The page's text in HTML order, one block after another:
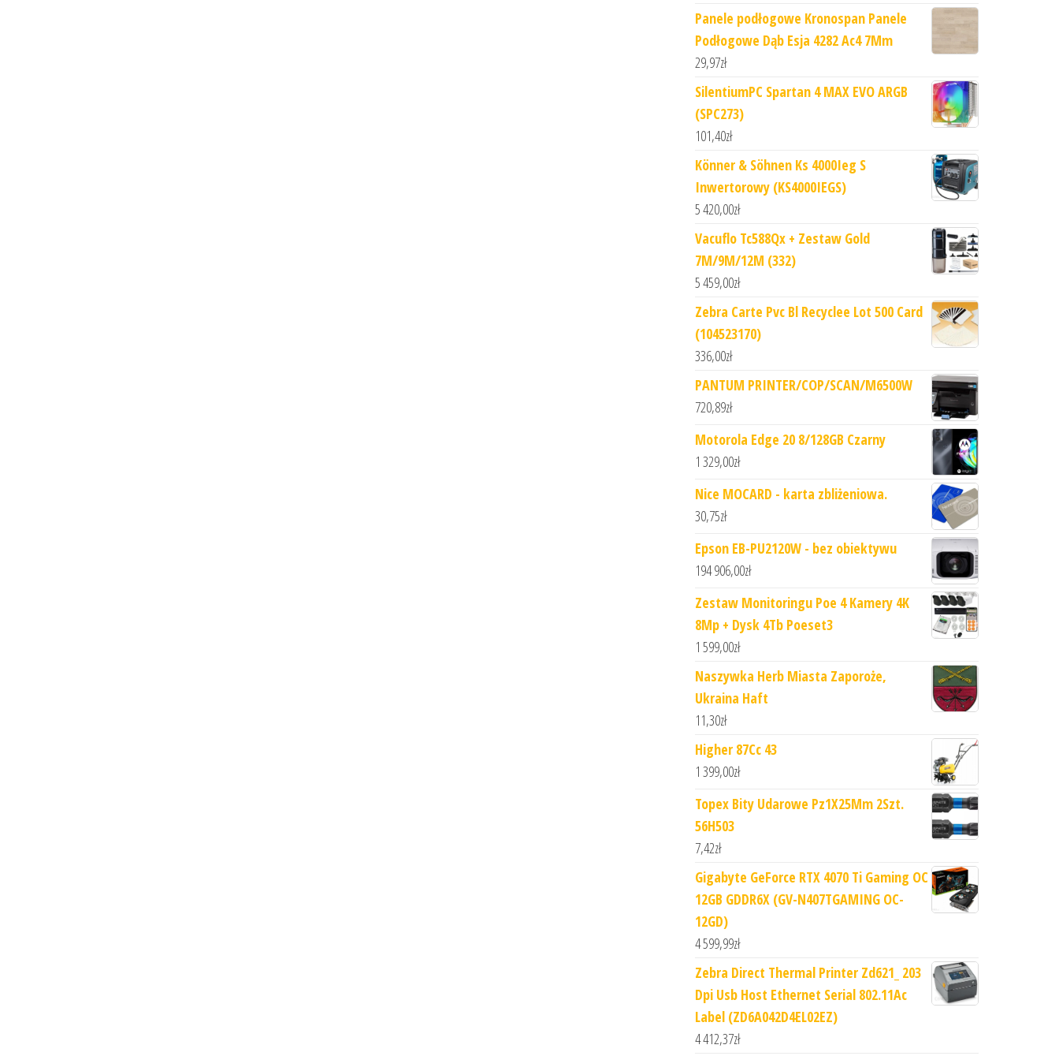
Panele podłogowe Kronospan Panele
Podłogowe Dąb Esja 4282 Ac4 7Mm
29,97zł
SilentiumPC Spartan 4 MAX EVO ARGB
(SPC273)
101,40zł
Könner & Söhnen Ks 4000Ieg S
Inwertorowy (KS4000IEGS)
5 420,00zł
Vacuflo Tc588Qx + Zestaw Gold
7M/9M/12M (332)
5 459,00zł
Zebra Carte Pvc Bl Recyclee Lot 500 Card
(104523170)
336,00zł
PANTUM PRINTER/COP/SCAN/M6500W
720,89zł
Motorola Edge 20 8/128GB Czarny
1 329,00zł
Nice MOCARD - karta zbliżeniowa.
30,75zł
Epson EB-PU2120W - bez obiektywu
194 906,00zł
Zestaw Monitoringu Poe 4 Kamery 4K
8Mp + Dysk 4Tb Poeset3
1 599,00zł
Naszywka Herb Miasta Zaporoże,
Ukraina Haft
11,30zł
Higher 87Cc 43
1 399,00zł
Topex Bity Udarowe Pz1X25Mm 2Szt.
56H503
7,42zł
Gigabyte GeForce RTX 4070 Ti Gaming OC
12GB GDDR6X (GV-N407TGAMING OC-
12GD)
4 599,99zł
Zebra Direct Thermal Printer Zd621_ 203
Dpi Usb Host Ethernet Serial 802.11Ac
Label (ZD6A042D4EL02EZ)
4 412,37zł